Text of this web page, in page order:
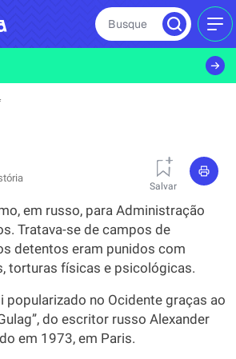
Busque
Salvar
em russo, para Administração
Tratava-se de campos de
detentos eram punidos com
torturas físicas e psicológicas.
popularizado no Ocidente graças ao
do escritor russo Alexander
em 1973, em Paris.